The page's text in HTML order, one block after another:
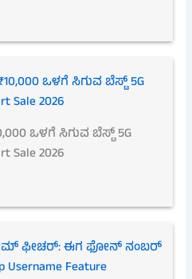
ಒಳಗೆ ಸಿಗುವ ಬೆಸ್ಟ್ 5G
2026